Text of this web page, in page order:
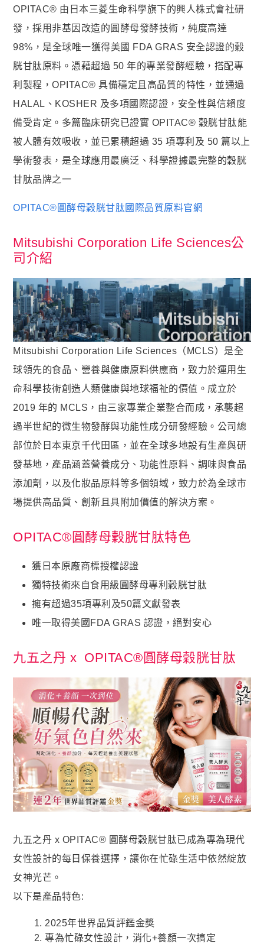
🏅 世界品質評鑑-特金獎
狀元・葉黃素+玉米黃素
金榜．85% rTG高純度純淨魚油
赤兔．海藻鈣鎂D3K2
猛虎．酵母B群+酵母鋅
紅潤．酵母B群+微膠囊鐵
傾城．德國水解膠原蛋白
透亮．西印度櫻桃維他命Ｃ
至尊・黑瑪卡+酵母鋅 (熱銷NO1.)
飛龍．高純度左旋精胺酸 (熱銷第NO2.)
英雄．20倍南瓜籽+茄紅素
戰神．超級薑黃素+頂級紅蔘
順暢．470億ABC益生菌
貴妃．蔓越莓益生菌+甘露糖+維他命C
極適．D-甘露糖
欣喜．L–色胺酸
新品上市
御寧．甘胺酸鎂
皇穩．苦瓜胜肽+酵母鉻
鐵騎．PCTII+葡萄糖胺+軟骨素
鋼韌．高單位MSM
九五闆闆的蝦皮套件
蝦皮全站廣告工具
蝦皮賣家輔助工具
蝦皮黑名單平台
官方Line
客服專線
06-2085503
AM10:00 ~ PM06:00
OPITAC® 由日本三菱生命科學旗下的興人株式會社研
發，採用非基因改造的圓酵母發酵技術，純度高達
98%，是全球唯一獲得美國 FDA GRAS 安全認證的穀
胱甘肽原料。憑藉超過 50 年的專業發酵經驗，搭配專
利製程，OPITAC® 具備穩定且高品質的特性，並通過
HALAL、KOSHER 及多項國際認證，安全性與信賴度
備受肯定。多篇臨床研究已證實 OPITAC® 穀胱甘肽能
被人體有效吸收，並已累積超過 35 項專利及 50 篇以上
學術發表，是全球應用最廣泛、科學證據最完整的穀胱
甘肽品牌之一
OPITAC®圓酵母穀胱甘肽國際品質原料官網
Mitsubishi Corporation Life Sciences公
司介紹
Mitsubishi Corporation Life Sciences（MCLS）是全
球領先的食品、營養與健康原料供應商，致力於運用生
命科學技術創造人類健康與地球福祉的價值。成立於
2019 年的 MCLS，由三家專業企業整合而成，承襲超
過半世紀的微生物發酵與功能性成分研發經驗。公司總
部位於日本東京千代田區，並在全球多地設有生產與研
發基地，產品涵蓋營養成分、功能性原料、調味與食品
添加劑，以及化妝品原料等多個領域，致力於為全球市
場提供高品質、創新且具附加價值的解決方案。
OPITAC®圓酵母穀胱甘肽特色
獲日本原廠商標授權認證
獨特技術來自食用級圓酵母專利穀胱甘肽
擁有超過35項專利及50篇文獻發表
唯一取得美國FDA GRAS 認證​，絕對安心​
九五之丹 x OPITAC®圓酵母穀胱甘肽
九五之丹 x OPITAC® 圓酵母穀胱甘肽已成為專為現代
女性設計的每日保養選擇，讓你在忙碌生活中依然綻放
女神光芒。
以下是產品特色:
2025年世界品質評鑑金獎
專為忙碌女性設計，消化+養顏一次搞定